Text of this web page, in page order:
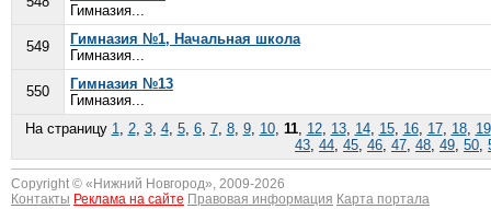
Гимназия...
549
Гимназия №1, Начальная школа
Гимназия...
550
Гимназия №13
Гимназия...
На страницу 1, 2, 3, 4, 5, 6, 7, 8, 9, 10, 11, 12, 13, 14, 15, 16, 17, 18, 19
43, 44, 45, 46, 47, 48, 49, 50,
Copyright © « Нижний Новгород», 2009-2026
Контакты Реклама на сайте Правовая информация Карта портала